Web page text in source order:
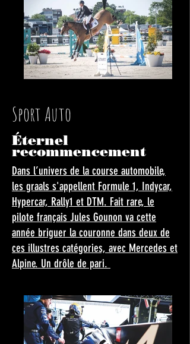
Sport Auto
Éternel
recommencement
Dans l’univers de la course automobile,
les graals s'appellent Formule 1, Indycar,
Hypercar, Rally1 et DTM. Fait rare, le
pilote français Jules Gounon va cette
année briguer la couronne dans deux de
ces illustres catégories, avec Mercedes et
Alpine. Un drôle de pari.